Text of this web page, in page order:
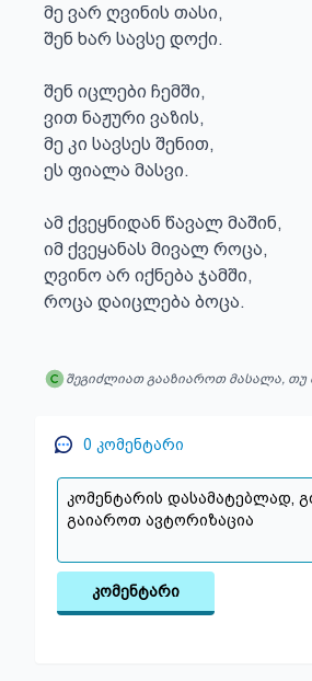
მე ვარ ღვინის თასი,
შენ ხარ სავსე დოქი.
შენ იცლები ჩემში,
ვით ნაჟური ვაზის,
მე კი სავსეს შენით,
ეს ფიალა მასვი.
ამ ქვეყნიდან წავალ მაშინ,
იმ ქვეყანას მივალ როცა,
ღვინო არ იქნება ჯამში,
როცა დაიცლება ბოცა.
შეგიძლიათ გააზიაროთ მასალა, თუ
0 კომენტარი
კომენტარი